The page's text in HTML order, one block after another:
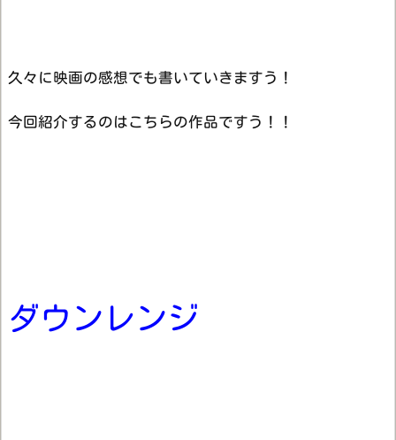
久々に映画の感想でも書いていきますう！
今回紹介するのはこちらの作品ですう！！
ダウンレンジ